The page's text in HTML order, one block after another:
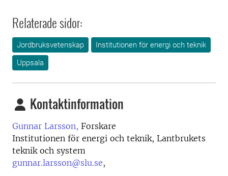
Relaterade sidor:
Jordbruksvetenskap
Institutionen för energi och teknik
Uppsala
Kontaktinformation
Gunnar Larsson, Forskare
Institutionen för energi och teknik, Lantbrukets
teknik och system
gunnar.larsson@slu.se,